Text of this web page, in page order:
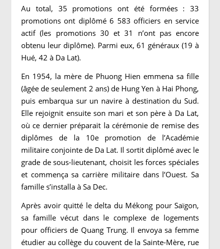
Au total, 35 promotions ont été formées : 33
promotions ont diplômé 6 583 officiers en service
actif (les promotions 30 et 31 n’ont pas encore
obtenu leur diplôme). Parmi eux, 61 généraux (19 à
Hué, 42 à Da Lat).
En 1954, la mère de Phuong Hien emmena sa fille
(âgée de seulement 2 ans) de Hung Yen à Hai Phong,
puis embarqua sur un navire à destination du Sud.
Elle rejoignit ensuite son mari et son père à Da Lat,
où ce dernier préparait la cérémonie de remise des
diplômes de la 10e promotion de l’Académie
militaire conjointe de Da Lat. Il sortit diplômé avec le
grade de sous-lieutenant, choisit les forces spéciales
et commença sa carrière militaire dans l’Ouest. Sa
famille s’installa à Sa Dec.
Après avoir quitté le delta du Mékong pour Saïgon,
sa famille vécut dans le complexe de logements
pour officiers de Quang Trung. Il envoya sa femme
étudier au collège du couvent de la Sainte-Mère, rue